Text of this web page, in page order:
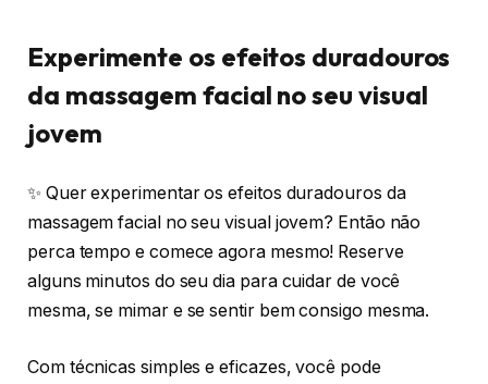
Experimente os efeitos duradouros
da massagem facial no seu visual
jovem
✨ Quer experimentar os efeitos duradouros da
massagem facial no seu visual jovem? Então não
perca tempo e comece agora mesmo! Reserve
alguns minutos do seu dia para cuidar de você
mesma, se mimar e se sentir bem consigo mesma.
Com técnicas simples e eficazes, você pode